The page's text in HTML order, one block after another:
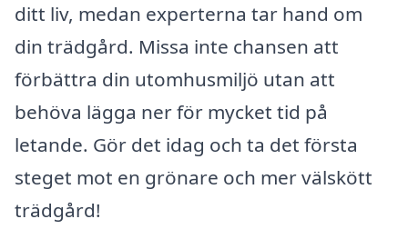
ditt liv, medan experterna tar hand om
din trädgård. Missa inte chansen att
förbättra din utomhusmiljö utan att
behöva lägga ner för mycket tid på
letande. Gör det idag och ta det första
steget mot en grönare och mer välskött
trädgård!